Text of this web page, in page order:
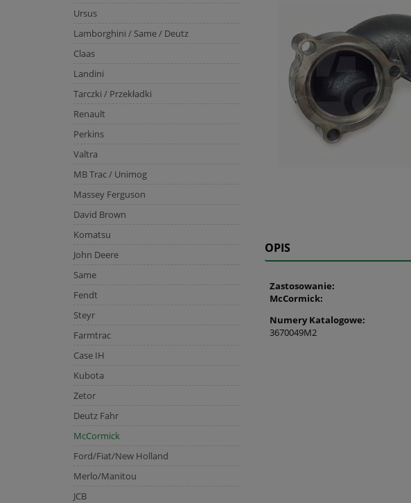
Ursus
Lamborghini / Same / Deutz
Claas
Landini
Tarczki / Przekładki
Renault
Perkins
Valtra
MB Trac / Unimog
Massey Ferguson
David Brown
Komatsu
John Deere
Same
Fendt
Steyr
Farmtrac
Case IH
Kubota
Zetor
Deutz Fahr
McCormick
Ford/Fiat/New Holland
Merlo/Manitou
JCB
OPIS
Zastosowanie:
McCormick:
Numery Katalogowe:
3670049M2